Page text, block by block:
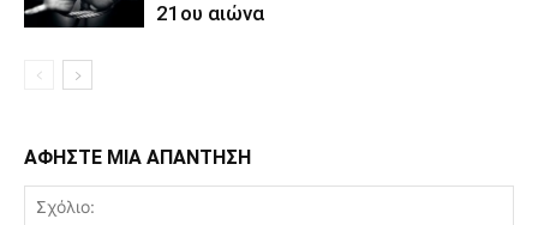
21ου αιώνα
ΑΦΗΣΤΕ ΜΙΑ ΑΠΑΝΤΗΣΗ